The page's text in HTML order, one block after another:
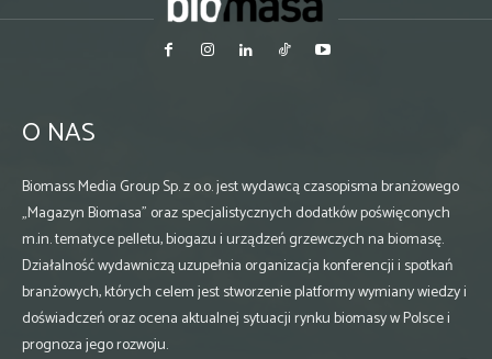
O NAS
Biomass Media Group Sp. z o.o. jest wydawcą czasopisma branżowego
„Magazyn Biomasa” oraz specjalistycznych dodatków poświęconych
m.in. tematyce pelletu, biogazu i urządzeń grzewczych na biomasę.
Działalność wydawniczą uzupełnia organizacja konferencji i spotkań
branżowych, których celem jest stworzenie platformy wymiany wiedzy i
doświadczeń oraz ocena aktualnej sytuacji rynku biomasy w Polsce i
prognoza jego rozwoju.